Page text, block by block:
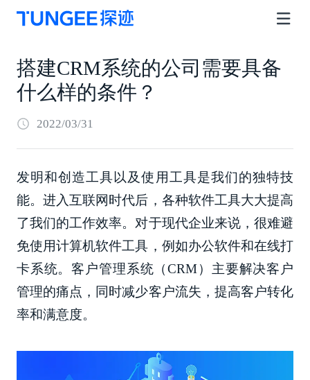
搭建CRM系统的公司需要具备
什么样的条件？
2022/03/31
发明和创造工具以及使用工具是我们的独特技
能。进入互联网时代后，各种软件工具大大提高
了我们的工作效率。对于现代企业来说，很难避
免使用计算机软件工具，例如办公软件和在线打
卡系统。客户管理系统（CRM）主要解决客户
管理的痛点，同时减少客户流失，提高客户转化
率和满意度。